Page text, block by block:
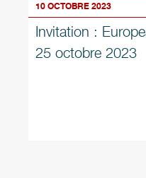
10 OCTOBRE 2023
Invitation :
25 octobre 2023